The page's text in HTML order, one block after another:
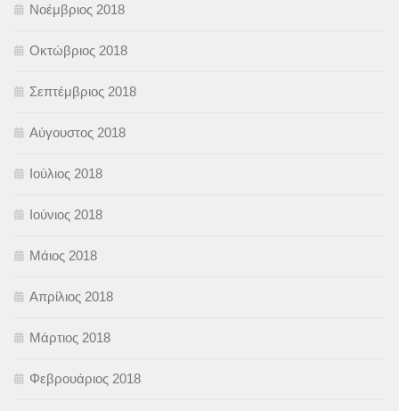
Νοέμβριος 2018
Οκτώβριος 2018
Σεπτέμβριος 2018
Αύγουστος 2018
Ιούλιος 2018
Ιούνιος 2018
Μάιος 2018
Απρίλιος 2018
Μάρτιος 2018
Φεβρουάριος 2018